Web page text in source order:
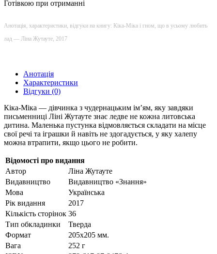
Готівкою при отриманні
Анотація, характеристики, відгуки на книгу: Кіка-Міка і гном, що в усьому любить
лад — Ліна Жутауте, 2017
Анотація
Характеристики
Відгуки (0)
Кіка-Міка — дівчинка з чудернацьким ім’ям, яку завдяки
письменниці Ліні Жутауте знає ледве не кожна литовська
дитина. Маленька пустунка відмовляється складати на місце
свої речі та іграшки й навіть не здогадується, у яку халепу
можна втрапити, якщо цього не робити.
Відомості про видання
Автор
Ліна Жутауте
Видавництво
Видавництво «Знання»
Мова
Українська
Рік видання
2017
Кількість сторінок 36
Тип обкладинки
Тверда
Формат
205х205 мм.
Вага
252 г